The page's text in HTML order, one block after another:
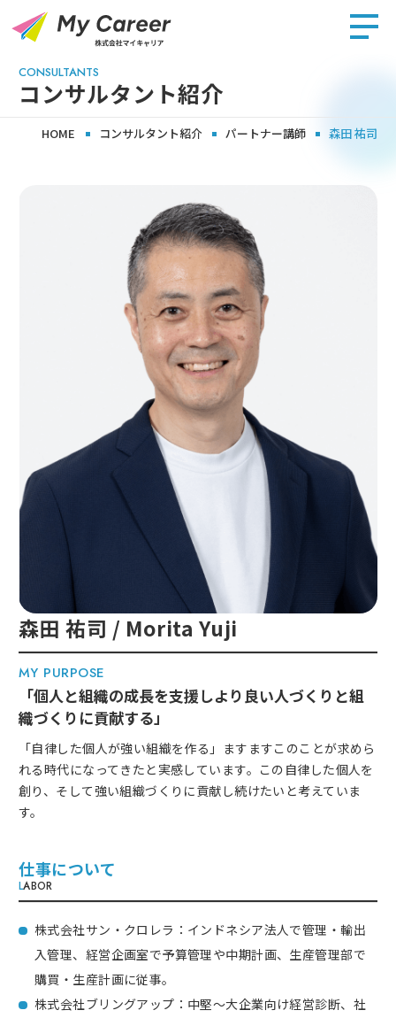
CONSULTANTS
コンサルタント紹介
HOME コンサルタント紹介 パートナー講師 森田 祐司
森田 祐司 / Morita Yuji
MY PURPOSE
「個人と組織の成長を支援しより良い人づくりと組
織づくりに貢献する」
「自律した個人が強い組織を作る」ますますこのことが求めら
れる時代になってきたと実感しています。この自律した個人を
創り、そして強い組織づくりに貢献し続けたいと考えていま
す。
仕事について
LABOR
株式会社サン・クロレラ：インドネシア法人で管理・輸出
入管理、経営企画室で予算管理や中期計画、生産管理部で
購買・生産計画に従事。
株式会社ブリングアップ：中堅～大企業向け経営診断、社